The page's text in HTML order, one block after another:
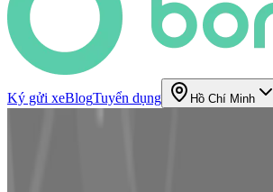
Ký gửi xeBlogTuyển dụng Hồ Chí Minh